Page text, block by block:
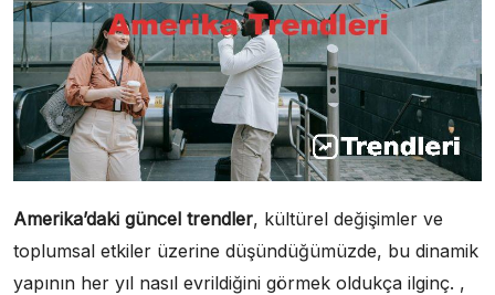
Amerika’daki güncel trendler, kültürel değişimler ve
toplumsal etkiler üzerine düşündüğümüzde, bu dinamik
yapının her yıl nasıl evrildiğini görmek oldukça ilginç. ,